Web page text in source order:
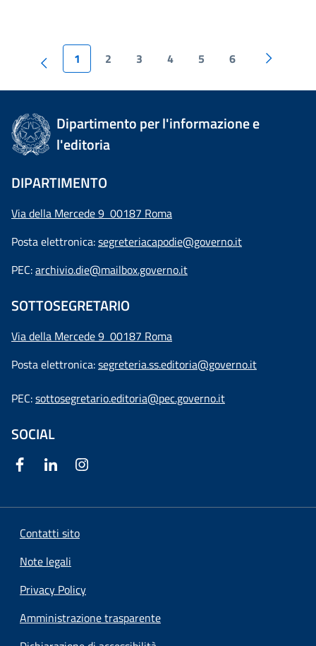
1 2 3 4 5 6
Dipartimento per l'informazione e
l'editoria
DIPARTIMENTO
Via della Mercede 9 00187 Roma
Posta elettronica:segreteriacapodie@governo.it
PEC:archivio.die@mailbox.governo.it
SOTTOSEGRETARIO
Via della Mercede 9 00187 Roma
Posta elettronica:segreteria.ss.editoria@governo.it
PEC:sottosegretario.editoria@pec.governo.it
SOCIAL
Contatti sito
Note legali
Privacy Policy
Amministrazione trasparente